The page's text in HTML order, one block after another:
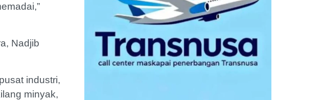
Nadjib
industri,
minyak,